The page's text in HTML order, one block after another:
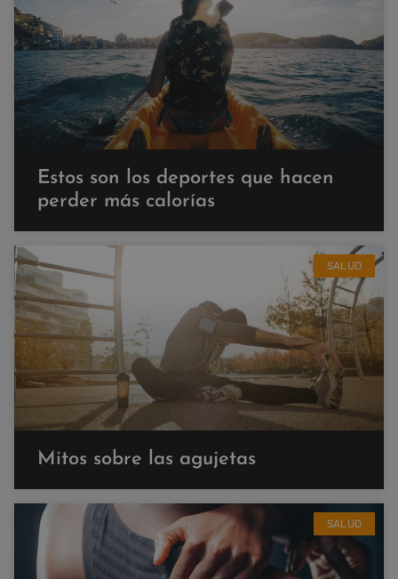
Estos son los deportes que hacen
perder más calorías
SALUD
Mitos sobre las agujetas
SALUD